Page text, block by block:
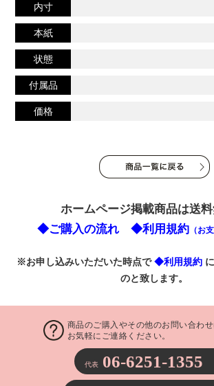
内寸
本紙
状態
付属品
価格
ホームページ掲載商品は送料
◆ご購入の流れ
◆利用規約 （お
※お申し込みいただいた時点で◆利用規約
のと致します。
商品のご購入やその他のお問い合わ
お気軽にご連絡ください。
代表 06-6251-1355